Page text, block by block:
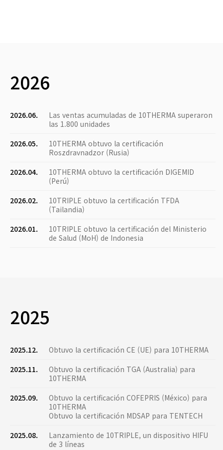
2026
2026.06.
Las ventas acumuladas de 10THERMA superaron
las 1.800 unidades
2026.05.
10THERMA obtuvo la certificación
Roszdravnadzor (Rusia)
2026.04.
10THERMA obtuvo la certificación DIGEMID
(Perú)
2026.02.
10TRIPLE obtuvo la certificación TFDA
(Tailandia)
2026.01.
10TRIPLE obtuvo la certificación del Ministerio
de Salud (MoH) de Indonesia
2025
2025.12.
Obtuvo la certificación CE (UE) para 10THERMA
2025.11.
Obtuvo la certificación TGA (Australia) para
10THERMA
2025.09.
Obtuvo la certificación COFEPRIS (México) para
10THERMA
Obtuvo la certificación MDSAP para TENTECH
2025.08.
Lanzamiento de 10TRIPLE, un dispositivo HIFU
de 3 líneas